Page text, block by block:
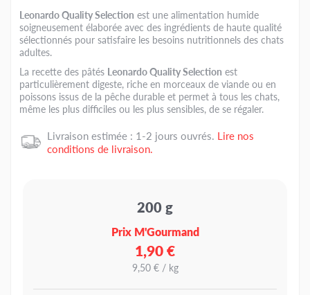
Leonardo Quality Selection est une alimentation humide
soigneusement élaborée avec des ingrédients de haute qualité
sélectionnés pour satisfaire les besoins nutritionnels des chats
adultes.
La recette des pâtés Leonardo Quality Selection est
particulièrement digeste, riche en morceaux de viande ou en
poissons issus de la pêche durable et permet à tous les chats,
même les plus difficiles ou les plus sensibles, de se régaler.
Livraison estimée : 1-2 jours ouvrés. Lire nos
conditions de livraison.
200 g
Prix M'Gourmand
1,90 €
9,50 € / kg